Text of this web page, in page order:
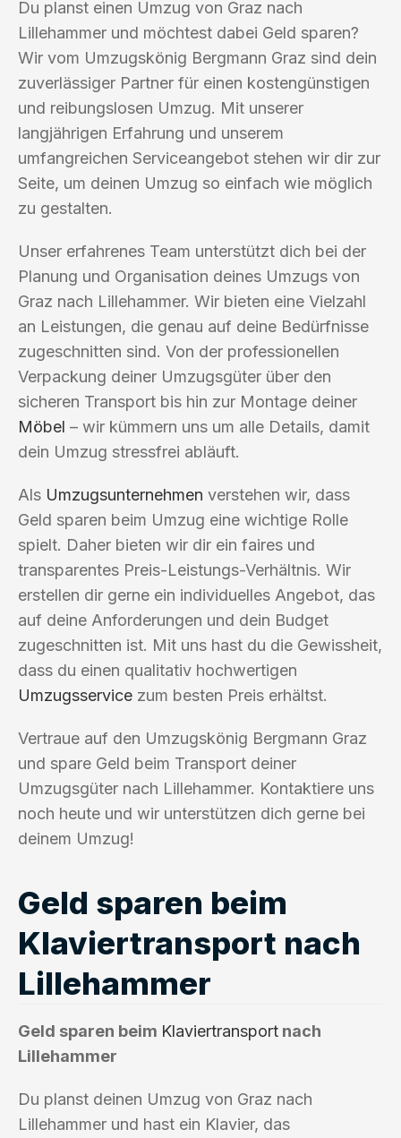
Du planst einen Umzug von Graz nach
Lillehammer und möchtest dabei Geld sparen?
Wir vom Umzugskönig Bergmann Graz sind dein
zuverlässiger Partner für einen kostengünstigen
und reibungslosen Umzug. Mit unserer
langjährigen Erfahrung und unserem
umfangreichen Serviceangebot stehen wir dir zur
Seite, um deinen Umzug so einfach wie möglich
zu gestalten.
Unser erfahrenes Team unterstützt dich bei der
Planung und Organisation deines Umzugs von
Graz nach Lillehammer. Wir bieten eine Vielzahl
an Leistungen, die genau auf deine Bedürfnisse
zugeschnitten sind. Von der professionellen
Verpackung deiner Umzugsgüter über den
sicheren Transport bis hin zur Montage deiner
Möbel – wir kümmern uns um alle Details, damit
dein Umzug stressfrei abläuft.
Als Umzugsunternehmen verstehen wir, dass
Geld sparen beim Umzug eine wichtige Rolle
spielt. Daher bieten wir dir ein faires und
transparentes Preis-Leistungs-Verhältnis. Wir
erstellen dir gerne ein individuelles Angebot, das
auf deine Anforderungen und dein Budget
zugeschnitten ist. Mit uns hast du die Gewissheit,
dass du einen qualitativ hochwertigen
Umzugsservice zum besten Preis erhältst.
Vertraue auf den Umzugskönig Bergmann Graz
und spare Geld beim Transport deiner
Umzugsgüter nach Lillehammer. Kontaktiere uns
noch heute und wir unterstützen dich gerne bei
deinem Umzug!
Geld sparen beim
Klaviertransport nach
Lillehammer
Geld sparen beim Klaviertransport nach
Lillehammer
Du planst deinen Umzug von Graz nach
Lillehammer und hast ein Klavier, das